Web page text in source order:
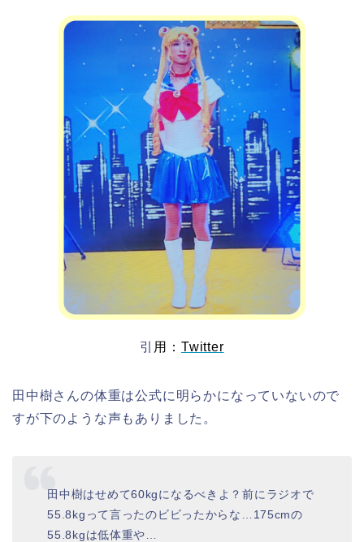
引 用： Twitter
田中樹さんの体重は公式に明らかになっていないので
すが下のような声もありました。
田中樹はせめて60kgになるべきよ？前にラジオで
55.8kgって言ったのビビったからな…175cmの
55.8kgは低体重や…